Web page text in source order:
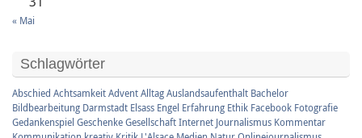
« Mai
Schlagwörter
Abschied AchtsamkeitAdventAlltagAuslandsaufenthalt Bachelor
Bildbearbeitung Darmstadt Elsass Engel Erfahrung Ethik Facebook Fotografie
Gedankenspiel GeschenkeGesellschaftInternet Journalismus Kommentar